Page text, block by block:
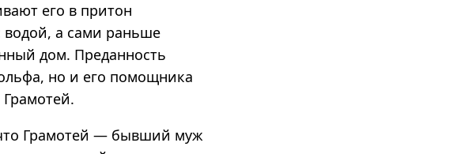
его в притон
водой, а сами раньше
дом. Преданность
но и его помощника
Грамотей — бывший муж